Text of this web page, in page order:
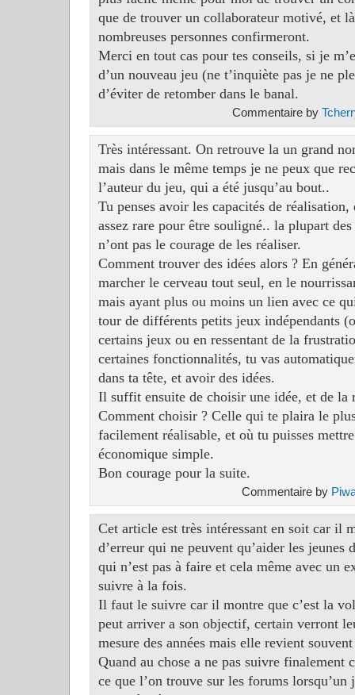
que de trouver un collaborateur motivé, et
nombreuses personnes confirmeront.
Merci en tout cas pour tes conseils, si je
d’un nouveau jeu (ne t’inquiète pas je ne
d’éviter de retomber dans le banal.
Commentaire by
Très intéressant. On retrouve la un grand
mais dans le même temps je ne peux que
l’auteur du jeu, qui a été jusqu’au bout..
Tu penses avoir les capacités de réalisation,
assez rare pour être souligné.. la plupart
n’ont pas le courage de les réaliser.
Comment trouver des idées alors ? En
marcher le cerveau tout seul, en le
mais ayant plus ou moins un lien avec ce
tour de différents petits jeux indépendants
certains jeux ou en ressentant de la
certaines fonctionnalités, tu vas
dans ta tête, et avoir des idées.
Il suffit ensuite de choisir une idée, et de la
Comment choisir ? Celle qui te plaira le
facilement réalisable, et où tu puisses
économique simple.
Bon courage pour la suite.
Commentaire by
Cet article est très intéressant en soit car il
d’erreur qui ne peuvent qu’aider les jeunes
qui n’est pas à faire et cela même avec un
suivre à la fois.
Il faut le suivre car il montre que c’est la
peut arriver a son objectif, certain verront
mesure des années mais elle revient
Quand au chose a ne pas suivre finalement
ce que l’on trouve sur les forums lorsqu’un